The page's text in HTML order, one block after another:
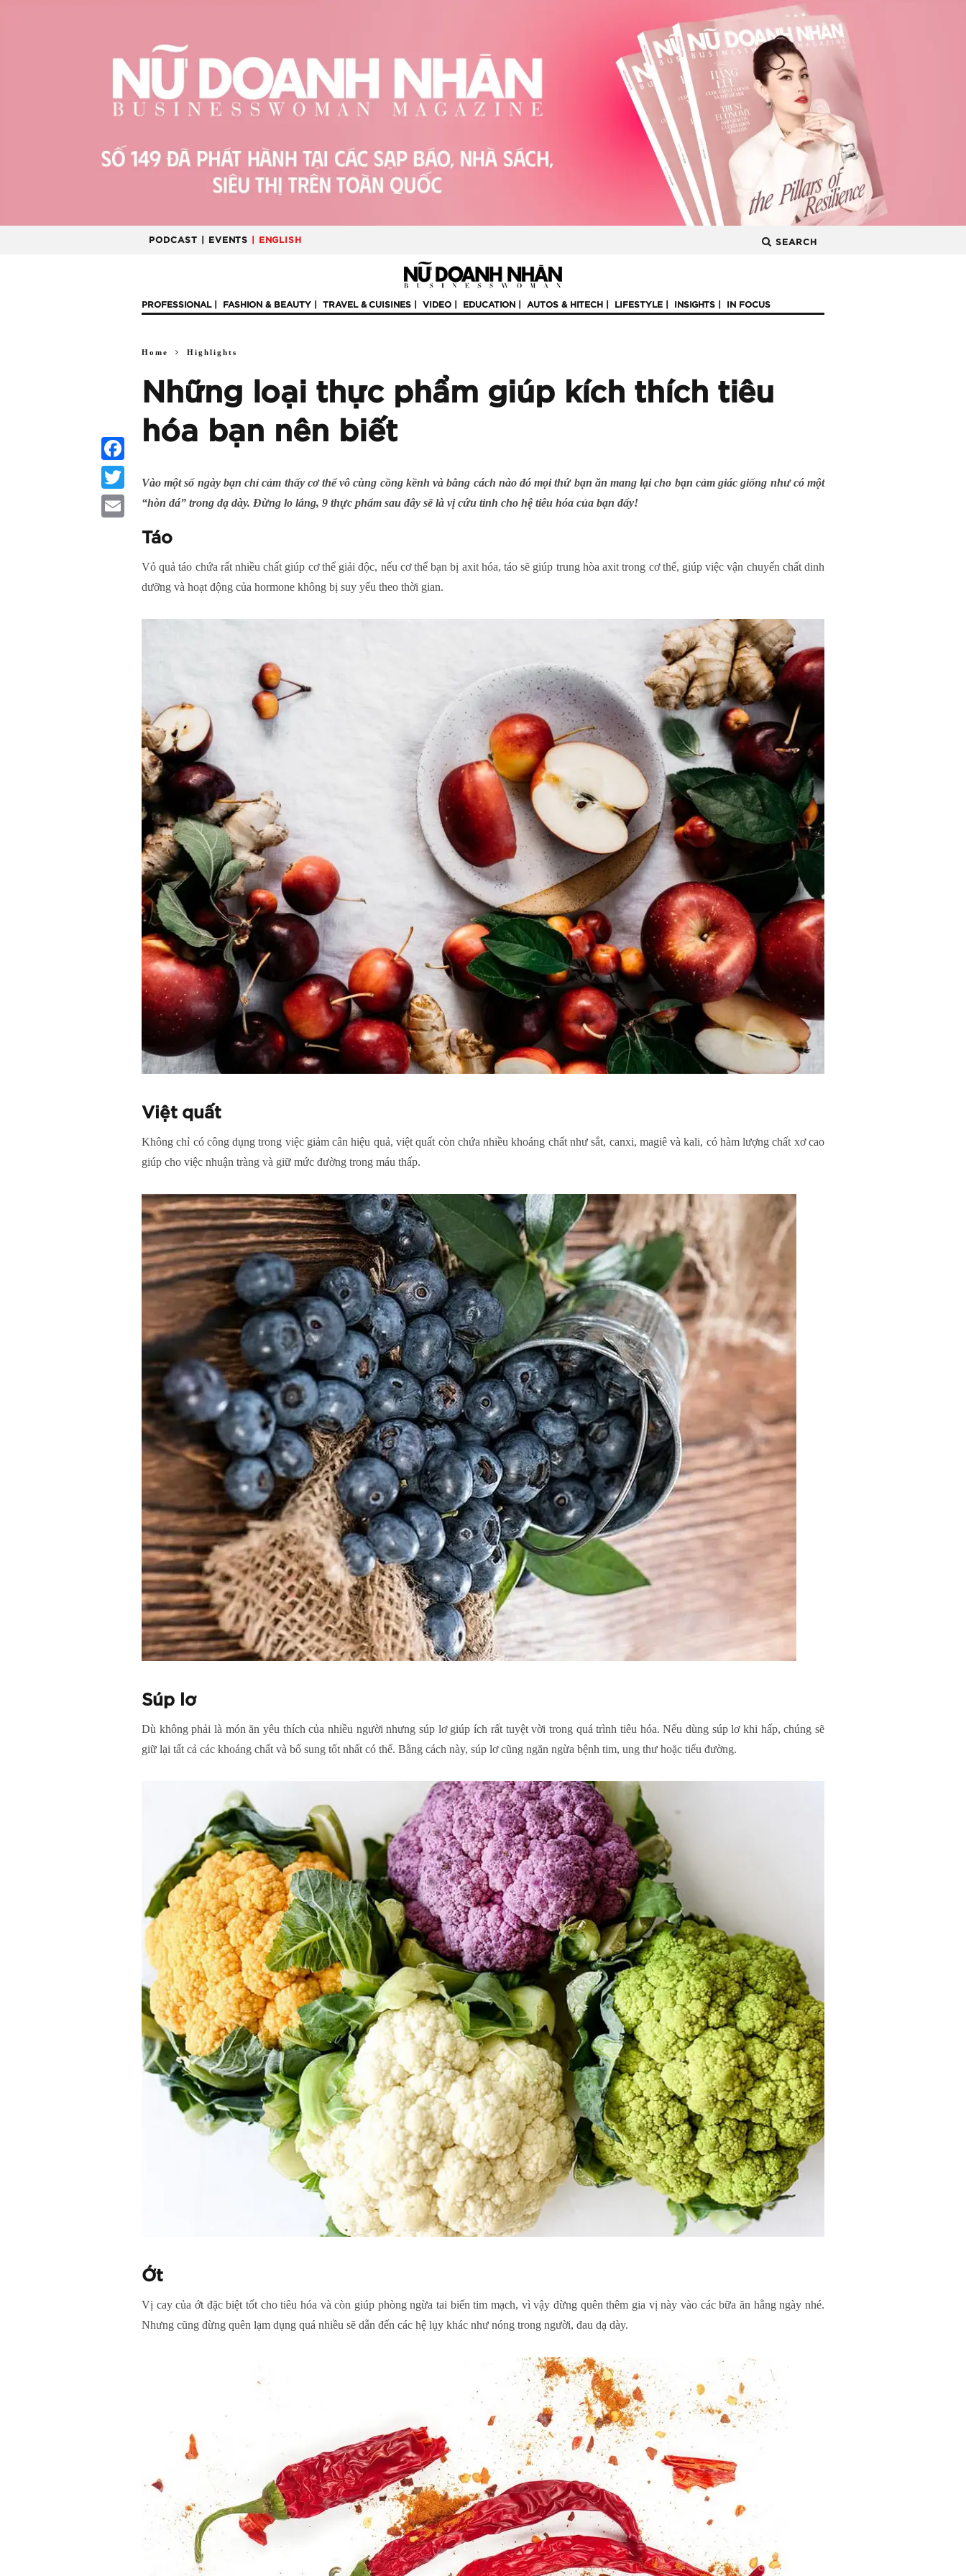
PODCAST | EVENTS | ENGLISH SEARCH
PROFESSIONAL FASHION & BEAUTY TRAVEL & CUISINES VIDEO EDUCATION AUTOS & HITECH LIFESTYLE INSIGHTS IN FOCUS
Home Highlights
Những loại thực phẩm giúp kích thích tiêu
hóa bạn nên biết
Vào một số ngày bạn chỉ cảm thấy cơ thể vô cùng cồng kềnh và bằng cách nào đó mọi thứ bạn ăn mang lại cho bạn cảm giác giống như có một
“hòn đá” trong dạ dày. Đừng lo lắng, 9 thực phẩm sau đây sẽ là vị cứu tinh cho hệ tiêu hóa của bạn đấy!
Táo
Vỏ quả táo chứa rất nhiều chất giúp cơ thể giải độc, nếu cơ thể bạn bị axit hóa, táo sẽ giúp trung hòa axit trong cơ thể, giúp việc vận chuyển chất dinh
dưỡng và hoạt động của hormone không bị suy yếu theo thời gian.
Việt quất
Không chỉ có công dụng trong việc giảm cân hiệu quả, việt quất còn chứa nhiều khoáng chất như sắt, canxi, magiê và kali, có hàm lượng chất xơ cao
giúp cho việc nhuận tràng và giữ mức đường trong máu thấp.
Súp lơ
Dù không phải là món ăn yêu thích của nhiều người nhưng súp lơ giúp ích rất tuyệt vời trong quá trình tiêu hóa. Nếu dùng súp lơ khi hấp, chúng sẽ
giữ lại tất cả các khoáng chất và bổ sung tốt nhất có thể. Bằng cách này, súp lơ cũng ngăn ngừa bệnh tim, ung thư hoặc tiểu đường.
Ớt
Vị cay của ớt đặc biệt tốt cho tiêu hóa và còn giúp phòng ngừa tai biến tim mạch, vì vậy đừng quên thêm gia vị này vào các bữa ăn hằng ngày nhé.
Nhưng cũng đừng quên lạm dụng quá nhiều sẽ dẫn đến các hệ lụy khác như nóng trong người, đau dạ dày.
Facebook
Twitter